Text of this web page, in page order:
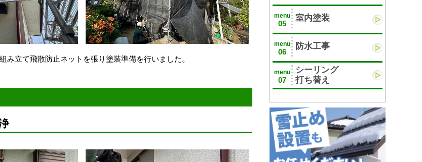
み立て飛散防止ネットを張り塗装準備を行いました。
menu
05
室内塗装
menu
06
防水工事
menu
07
シーリング
打ち替え